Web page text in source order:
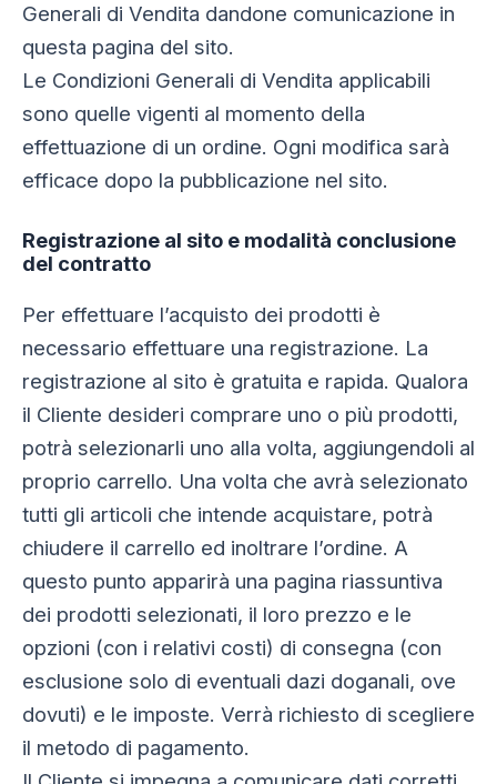
Generali di Vendita dandone comunicazione in
questa pagina del sito.
Le Condizioni Generali di Vendita applicabili
sono quelle vigenti al momento della
effettuazione di un ordine. Ogni modifica sarà
efficace dopo la pubblicazione nel sito.
Registrazione al sito e modalità conclusione
del contratto
Per effettuare l’acquisto dei prodotti è
necessario effettuare una registrazione. La
registrazione al sito è gratuita e rapida. Qualora
il Cliente desideri comprare uno o più prodotti,
potrà selezionarli uno alla volta, aggiungendoli al
proprio carrello. Una volta che avrà selezionato
tutti gli articoli che intende acquistare, potrà
chiudere il carrello ed inoltrare l’ordine. A
questo punto apparirà una pagina riassuntiva
dei prodotti selezionati, il loro prezzo e le
opzioni (con i relativi costi) di consegna (con
esclusione solo di eventuali dazi doganali, ove
dovuti) e le imposte. Verrà richiesto di scegliere
il metodo di pagamento.